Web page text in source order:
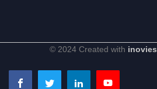
© 2024 Created with inovies